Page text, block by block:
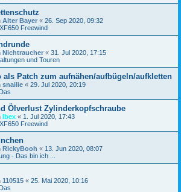
Alter Bayer « 26. Sep 2020, 09:32
Freewind
Nichtraucher « 31. Jul 2020, 17:15
und Touren
als Patch zum aufnähen/aufbügeln/aufkletten
snailie « 29. Jul 2020, 20:19
Ölverlust Zylinderkopfschraube
Ibex « 1. Jul 2020, 17:43
Freewind
RickyBooh « 13. Jun 2020, 08:07
- Das bin ich ...
110515 « 25. Mai 2020, 10:16